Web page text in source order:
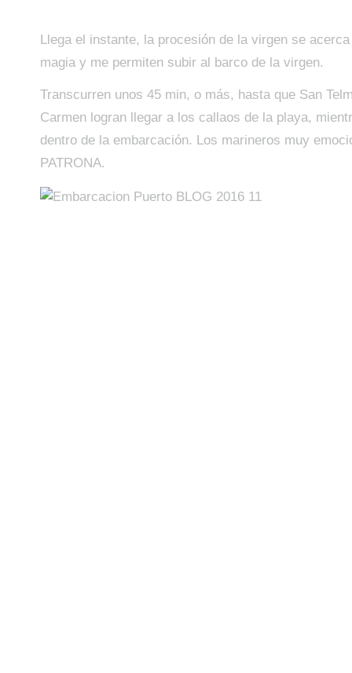
Llega el instante, la procesión de la virgen se
magia y me permiten subir al barco de la virgen.
Transcurren unos 45 min, o más, hasta que San
Carmen logran llegar a los callaos de la playa,
dentro de la embarcación. Los marineros muy
PATRONA.